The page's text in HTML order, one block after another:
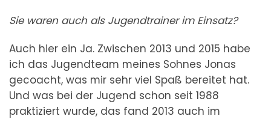
Sie waren auch als Jugendtrainer im Einsatz?
Auch hier ein Ja. Zwischen 2013 und 2015 habe
ich das Jugendteam meines Sohnes Jonas
gecoacht, was mir sehr viel Spaß bereitet hat.
Und was bei der Jugend schon seit 1988
praktiziert wurde, das fand 2013 auch im